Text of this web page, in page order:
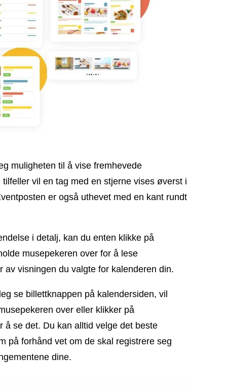
muligheten til å vise fremhevede
vil en tag med en stjerne vises øverst i
er også uthevet med en kant rundt
i detalj, kan du enten klikke på
musepekeren over for å lese
av visningen du valgte for kalenderen din.
se billettknappen på kalendersiden, vil
over eller klikker på
å se det. Du kan alltid velge det beste
på forhånd vet om de skal registrere seg
dine.